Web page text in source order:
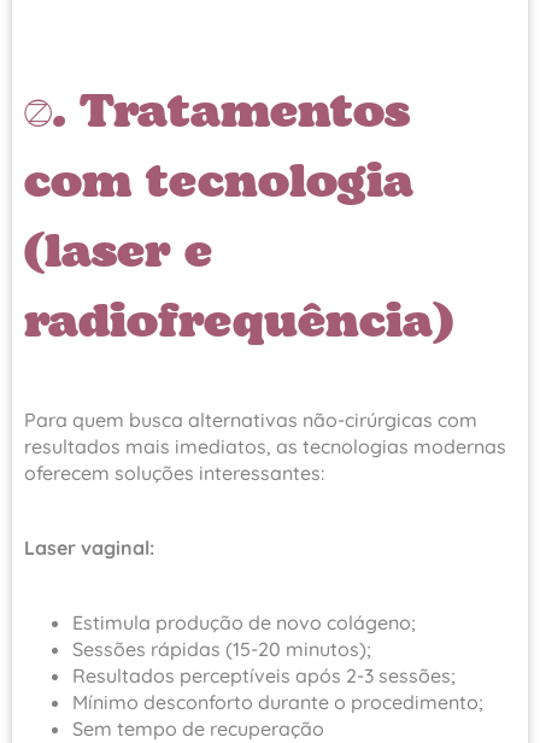
3. Tratamentos
com tecnologia
(laser e
radiofrequência)
Para quem busca alternativas não-cirúrgicas com
resultados mais imediatos, as tecnologias modernas
oferecem soluções interessantes:
Laser vaginal:
Estimula produção de novo colágeno;
Sessões rápidas (15-20 minutos);
Resultados perceptíveis após 2-3 sessões;
Mínimo desconforto durante o procedimento;
Sem tempo de recuperação